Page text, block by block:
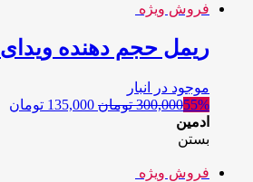
فروش ویژه
ریمل حجم دهنده ویدای vday
موجود در انبار
55%
300,000 تومان 135,000 تومان
ادمین
بستن
فروش ویژه